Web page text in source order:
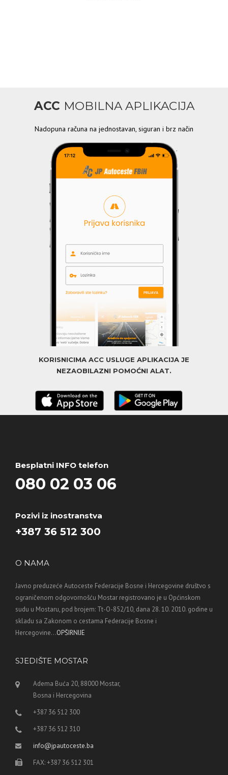
ACC MOBILNA APLIKACIJA
Nadopuna računa na jednostavan, siguran i brz način
KORISNICIMA ACC USLUGE APLIKACIJA JE
NEZAOBILAZNI POMOĆNI ALAT.
Besplatni INFO telefon
080 02 03 06
Pozivi iz inostranstva
+387 36 512 300
O NAMA
Javno preduzeće Autoceste Federacije Bosne i Hercegovine društvo s
ograničenom odgovornošću Mostar registrovano je u Općinskom
sudu u Mostaru, pod brojem: Tt-O-852/10, dana 28. 10. 2010. godine u
skladu sa Zakonom o cestama Federacije Bosne i
Hercegovine...OPŠIRNIJE
SJEDIŠTE MOSTAR
Adema Buća 20, 88000 Mostar,
Bosna i Hercegovina
+387 36 512 300
+387 36 512 310
info@jpautoceste.ba
FAX: +387 36 512 301